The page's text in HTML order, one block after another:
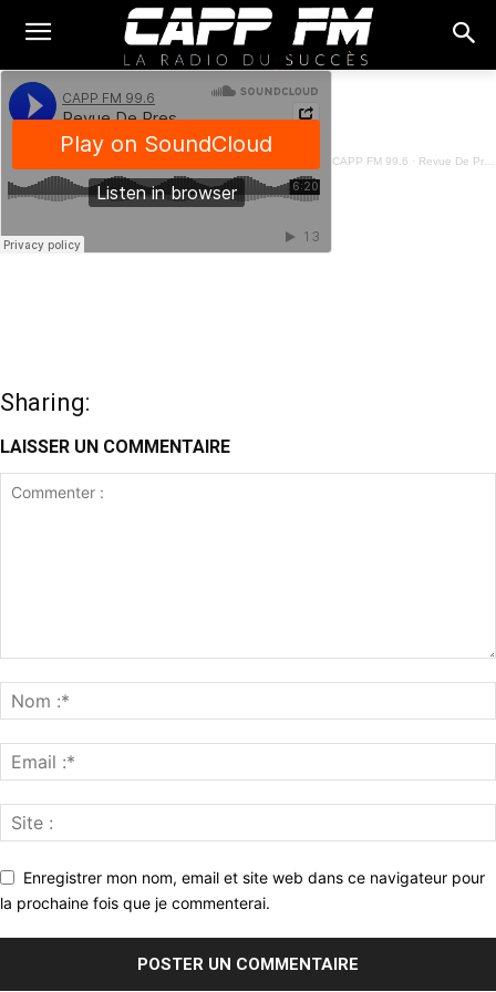
CAPP FM 99.6 · Revue De Presse Fon - 01 Avril 2025
Sharing:
LAISSER UN COMMENTAIRE
Enregistrer mon nom, email et site web dans ce navigateur pour
la prochaine fois que je commenterai.